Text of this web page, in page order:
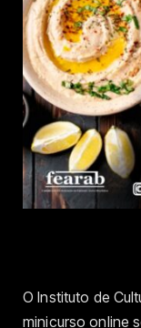
O Instituto de
minicurso online